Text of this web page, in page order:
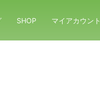
SHOP マイアカウント